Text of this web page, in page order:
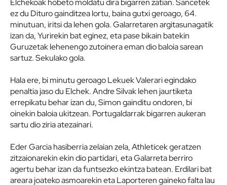
Elchekoak hobeto moldatu dira bigarren zatian. Sancetek
ez du Dituro gainditzea lortu, baina gutxi geroago, 64.
minutuan, iritsi da lehen gola. Galarretaren argitasunagatik
izan da, Yurirekin bat eginez, eta pase bikain batekin
Guruzetak lehenengo zutoinera eman dio baloia sarean
sartuz. Sekulako gola.
Hala ere, bi minutu geroago Lekuek Valerari egindako
penaltia jaso du Elchek. Andre Silvak lehen jaurtiketa
errepikatu behar izan du, Simon gainditu ondoren, bi
oinekin baloia ukitzean. Portugaldarrak bigarren aukeran
sartu dio ziria atezainari.
Eder Garcia hasiberria zelaian zela, Athleticek geratzen
zitzaionarekin ekin dio partidari, eta Galarreta berriro
agertu behar izan da funtsezko ekintza batean. Erdilari bat
areara joateko asmoarekin eta Laporteren gaineko falta lau